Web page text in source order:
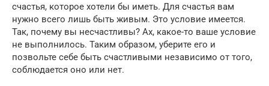
счастья, которое хотели бы иметь. Для счастья вам
нужно всего лишь быть живым. Это условие имеется.
Так, почему вы несчастливы? Ах, какое-то ваше условие
не выполнилось. Таким образом, уберите его и
позвольте себе быть счастливыми независимо от того,
соблюдается оно или нет.